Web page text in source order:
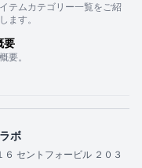
テムカテゴリー一覧をご紹
ます。
要
要。
ボ
セントフォービル ２０３